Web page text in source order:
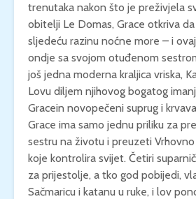
trenutaka nakon što je preživjela
obitelji Le Domas, Grace otkriva
sljedeću razinu noćne more – i
ondje sa svojom otuđenom
još jedna moderna kraljica vriska,
Lovu diljem njihovog bogatog
Gracein novopečeni suprug i
Grace ima samo jednu priliku za
sestru na životu i preuzeti
koje kontrolira svijet. Četiri
za prijestolje, a tko god pobijedi,
Sačmaricu i katanu u ruke, i lov